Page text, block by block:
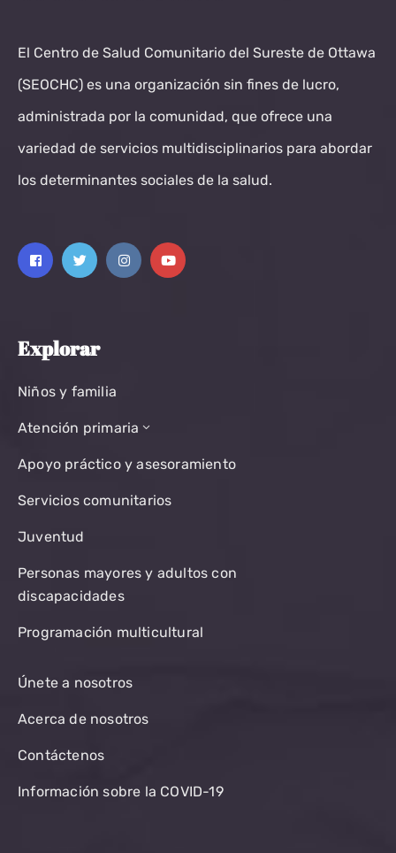
El Centro de Salud Comunitario del Sureste de Ottawa
(SEOCHC) es una organización sin fines de lucro,
administrada por la comunidad, que ofrece una
variedad de servicios multidisciplinarios para abordar
los determinantes sociales de la salud.
Explorar
Niños y familia
Atención primaria
Apoyo práctico y asesoramiento
Servicios comunitarios
Juventud
Personas mayores y adultos con
discapacidades
Programación multicultural
Únete a nosotros
Acerca de nosotros
Contáctenos
Información sobre la COVID-19